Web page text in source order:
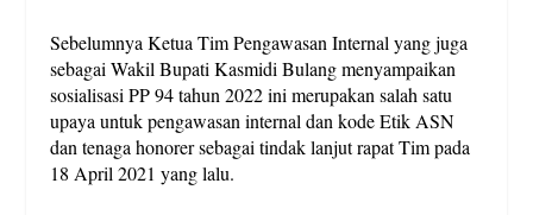
Sebelumnya Ketua Tim Pengawasan Internal yang juga
sebagai Wakil Bupati Kasmidi Bulang menyampaikan
sosialisasi PP 94 tahun 2022 ini merupakan salah satu
upaya untuk pengawasan internal dan kode Etik ASN
dan tenaga honorer sebagai tindak lanjut rapat Tim pada
18 April 2021 yang lalu.